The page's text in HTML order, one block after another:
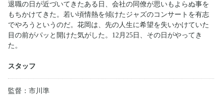
退職の日が近づいてきたある日、会社の同僚が思いもよらぬ事を
もちかけてきた。若い頃情熱を傾けたジャズのコンサートを有志
でやろうというのだ。花岡は、先の人生に希望を失いかけていた
目の前がパッと開けた気がした。12月25日、その日がやってき
た。
スタッフ
監督：市川準